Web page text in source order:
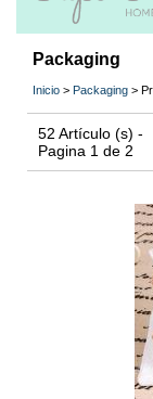
Packaging
Inicio > Packaging >
52 Artículo (s) -
Pagina 1 de 2